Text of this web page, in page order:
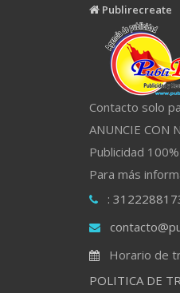
Publirecreate
Contacto solo
ANUNCIE CON
Publicidad
Para más
:
Horario de
POLITICA DE